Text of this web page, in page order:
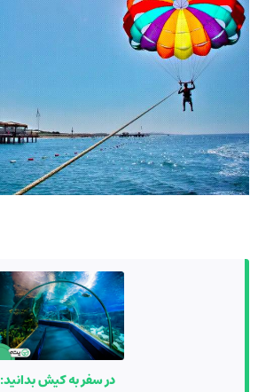
در سفر به کیش بدانید: